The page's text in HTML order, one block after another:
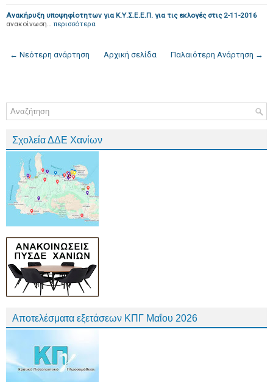
Ανακήρυξη υποψηφίοτητων για Κ.Υ.Σ.Ε.Ε.Π. για τις εκλογές στις 2-11-2016
ανακοίνωση… περισσότερα
← Νεότερη ανάρτηση Παλαιότερη Ανάρτηση →
Αρχική σελίδα
Σχολεία ΔΔΕ Χανίων
Αποτελέσματα εξετάσεων ΚΠΓ Μαΐου 2026